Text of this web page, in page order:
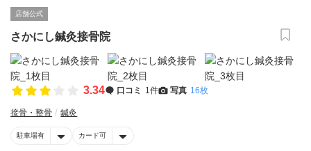
店舗公式
さかにし鍼灸接骨院
3.34 口コミ 1件 写真 16枚
接骨・整骨 鍼灸
駐車場有 カード可